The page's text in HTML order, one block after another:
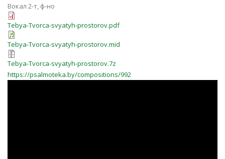
Вокал 2-т, ф-но
Tebya-Tvorca-svyatyh-prostorov.pdf
Tebya-Tvorca-svyatyh-prostorov.mid
Tebya-Tvorca-svyatyh-prostorov.7z
https://psalmoteka.by/compositions/992